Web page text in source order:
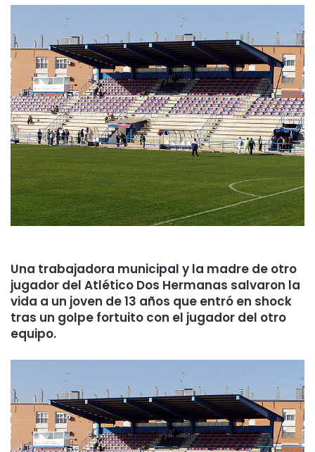
Una trabajadora municipal y la madre de otro
jugador del Atlético Dos Hermanas salvaron la
vida a un joven de 13 años que entró en shock
tras un golpe fortuito con el jugador del otro
equipo.